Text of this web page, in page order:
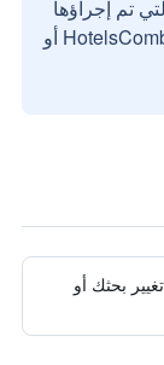
تم إجراؤها
بواسطة مستخدمين حقيقيين مع HotelsCombined أو
بحثك أو